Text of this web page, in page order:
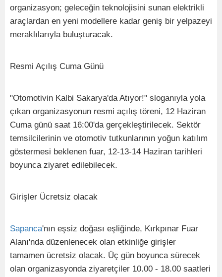
organizasyon; geleceğin teknolojisini sunan elektrikli
araçlardan en yeni modellere kadar geniş bir yelpazeyi
meraklılarıyla buluşturacak.
Resmi Açılış Cuma Günü
"Otomotivin Kalbi Sakarya'da Atıyor!" sloganıyla yola
çıkan organizasyonun resmi açılış töreni, 12 Haziran
Cuma günü saat 16:00'da gerçekleştirilecek. Sektör
temsilcilerinin ve otomotiv tutkunlarının yoğun katılım
göstermesi beklenen fuar, 12-13-14 Haziran tarihleri
boyunca ziyaret edilebilecek.
Girişler Ücretsiz olacak
Sapanca'nın eşsiz doğası eşliğinde, Kırkpınar Fuar
Alanı'nda düzenlenecek olan etkinliğe girişler
tamamen ücretsiz olacak. Üç gün boyunca sürecek
olan organizasyonda ziyaretçiler 10.00 - 18.00 saatleri